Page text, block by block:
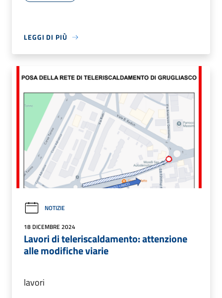
LEGGI DI PIÙ
NOTIZIE
18 DICEMBRE 2024
Lavori di teleriscaldamento: attenzione
alle modifiche viarie
lavori